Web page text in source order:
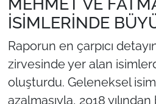
İSİMLERİNDE
Raporun en çarpıcı
zirvesinde yer alan
oluşturdu. Geleneksel
azalmasıyla, 2018